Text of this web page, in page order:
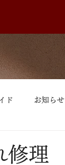
ド お知らせ
修理